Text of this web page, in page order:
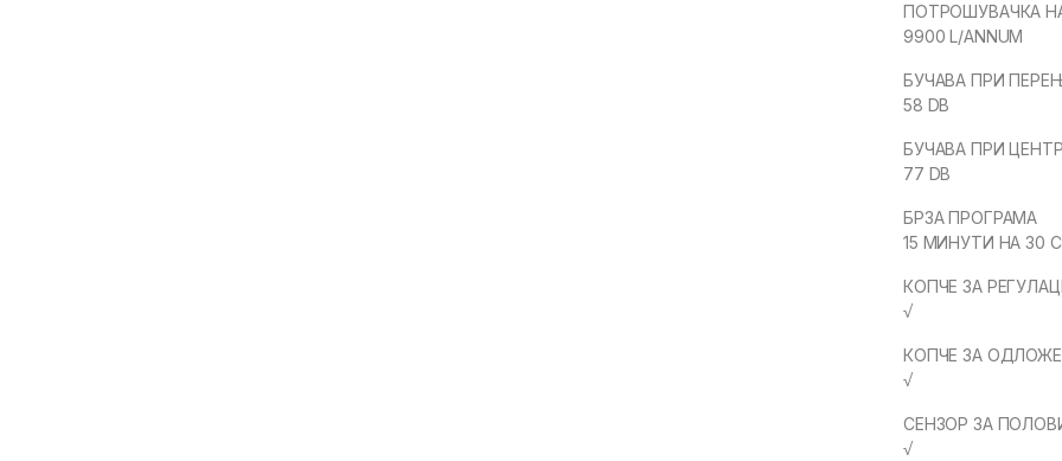
ПОТРОШУВАЧКА
9900 L/ANNUM
БУЧАВА ПРИ
58 DB
БУЧАВА ПРИ
77 DB
БРЗА ПРОГРАМА
15 МИНУТИ НА 30 C
КОПЧЕ ЗА
√
КОПЧЕ ЗА
√
СЕНЗОР ЗА
√